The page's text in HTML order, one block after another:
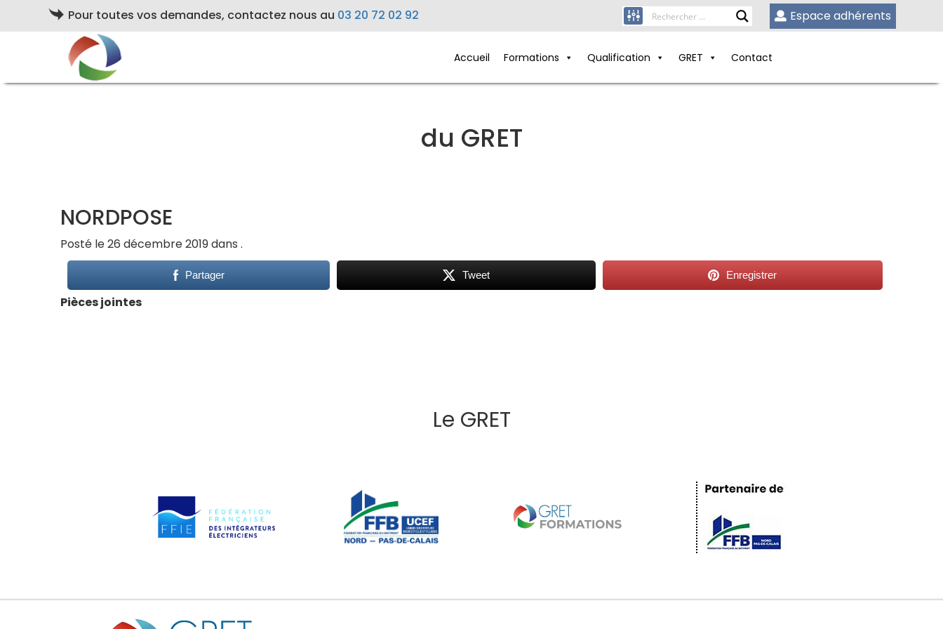
Pour toutes vos demandes, contactez nous au 03 20 72 02 92 Espace adhérents
Accueil Formations Qualification GRET Contact
du GRET
NORDPOSE
Posté le 26 décembre 2019 dans .
Partager Tweet Enregistrer
Pièces jointes
Le GRET